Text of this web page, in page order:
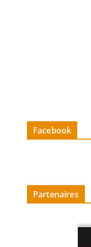
Facebook
Partenaires